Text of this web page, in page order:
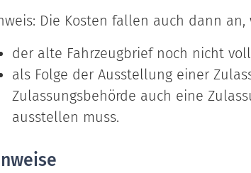
Die Kosten fallen auch dann an,
der alte Fahrzeugbrief noch nicht
als Folge der Ausstellung einer
Zulassungsbehörde auch eine
ausstellen muss.